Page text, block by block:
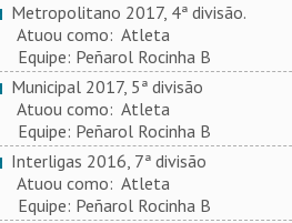
Metropolitano 2017, 4ª divisão.
Atuou como: Atleta
Equipe: Peñarol Rocinha B
Municipal 2017, 5ª divisão
Atuou como: Atleta
Equipe: Peñarol Rocinha B
Interligas 2016, 7ª divisão
Atuou como: Atleta
Equipe: Peñarol Rocinha B